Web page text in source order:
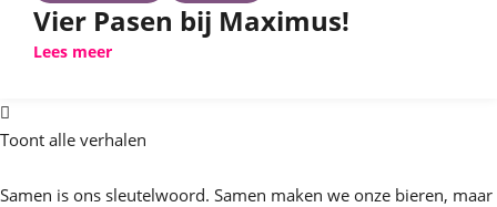
Vier Pasen bij Maximus!
Lees meer
Toont alle verhalen
Samen is ons sleutelwoord. Samen maken we onze bieren, maar